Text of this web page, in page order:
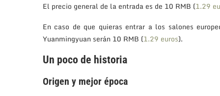
El precio general de la entrada es de 10 RMB (1.29
En caso de que quieras entrar a los salones
Yuanmingyuan serán 10 RMB (1.29 euros).
Un poco de historia
Origen y mejor época